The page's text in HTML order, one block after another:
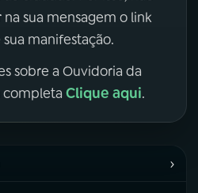
sua mensagem o link
manifestação.
sobre a Ouvidoria da
completa Clique aqui.
›